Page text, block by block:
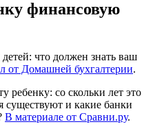
финансовую
что должен знать ваш
от Домашней бухгалтерии.
ребенку: со скольки лет это
существуют и какие банки
В материале от Сравни.ру.